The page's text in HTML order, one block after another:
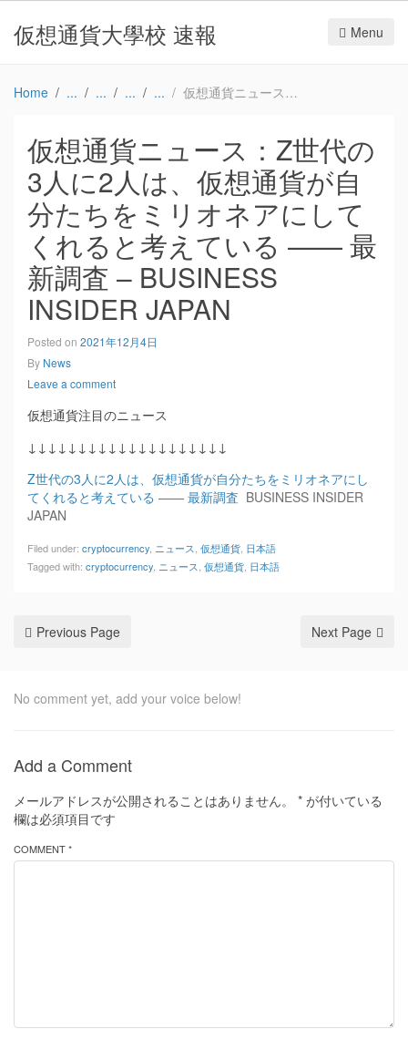
仮想通貨大學校 速報 Menu
Home 仮想通貨ニュース：Z世代の3人に2人は、仮想通貨が自分たちをミリオネアにしてくれると考えている —— 最新調査 – BUSINESS INSIDER JAPAN
仮想通貨ニュース：Z世代の
3人に2人は、仮想通貨が自
分たちをミリオネアにして
くれると考えている —— 最
新調査 – BUSINESS
INSIDER JAPAN
Posted on 2021年12月4日
By News
Leave a comment
仮想通貨注目のニュース
↓↓↓↓↓↓↓↓↓↓↓↓↓↓↓↓↓↓↓↓
Z世代の3人に2人は、仮想通貨が自分たちをミリオネアにし
てくれると考えている —— 最新調査 BUSINESS INSIDER
JAPAN
Filed under: cryptocurrency ニュース 仮想通貨 日本語
Tagged with: cryptocurrency ニュース 仮想通貨 日本語
Previous Page Next Page
No comment yet, add your voice below!
Add a Comment
メールアドレスが公開されることはありません。 * が付いている
欄は必須項目です
COMMENT *